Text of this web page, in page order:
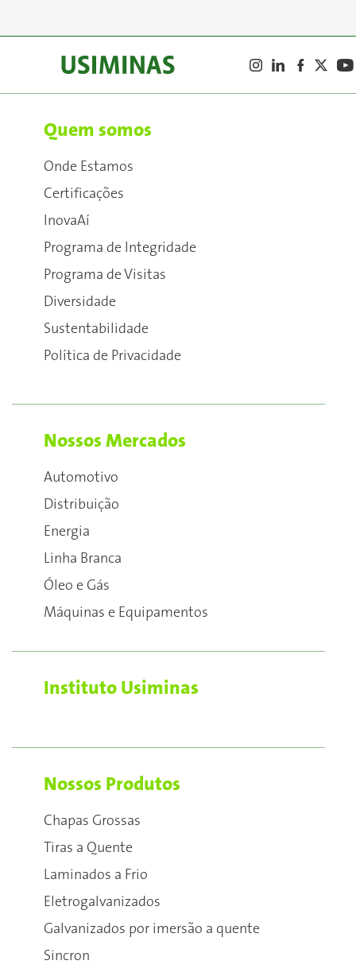
Quem somos
Onde Estamos
Certificações
InovaAí
Programa de Integridade
Programa de Visitas
Diversidade
Sustentabilidade
Política de Privacidade
Nossos Mercados
Automotivo
Distribuição
Energia
Linha Branca
Óleo e Gás
Máquinas e Equipamentos
Instituto Usiminas
Nossos Produtos
Chapas Grossas
Tiras a Quente
Laminados a Frio
Eletrogalvanizados
Galvanizados por imersão a quente
Sincron